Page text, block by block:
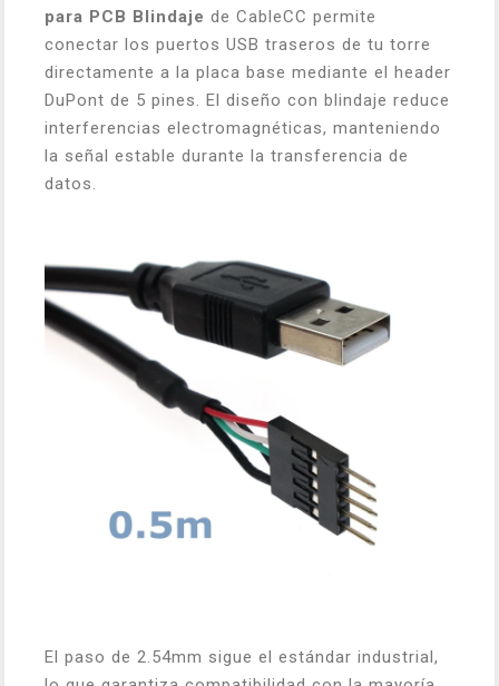
para PCB Blindaje de CableCC permite
conectar los puertos USB traseros de tu torre
directamente a la placa base mediante el header
DuPont de 5 pines. El diseño con blindaje reduce
interferencias electromagnéticas, manteniendo
la señal estable durante la transferencia de
datos.
El paso de 2.54mm sigue el estándar industrial,